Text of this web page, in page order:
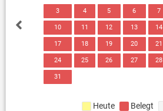
3 4 5 6 7
10 11 12 13 14
17 18 19 20 21
24 25 26 27 28
31
Heute Belegt